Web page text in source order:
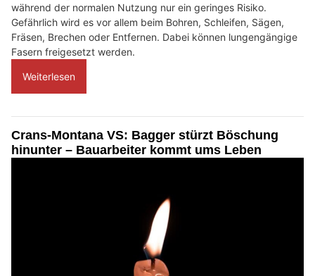
während der normalen Nutzung nur ein geringes Risiko.
Gefährlich wird es vor allem beim Bohren, Schleifen, Sägen,
Fräsen, Brechen oder Entfernen. Dabei können lungengängige
Fasern freigesetzt werden.
Weiterlesen
Crans-Montana VS: Bagger stürzt Böschung
hinunter – Bauarbeiter kommt ums Leben